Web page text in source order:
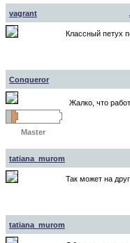
vagrant
Классный петух
Conqueror
Master
Жалко, что
tatiana_murom
Так может на
tatiana_murom